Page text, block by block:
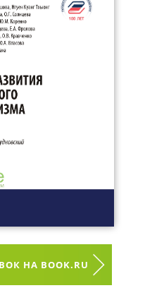
НА BOOK.RU